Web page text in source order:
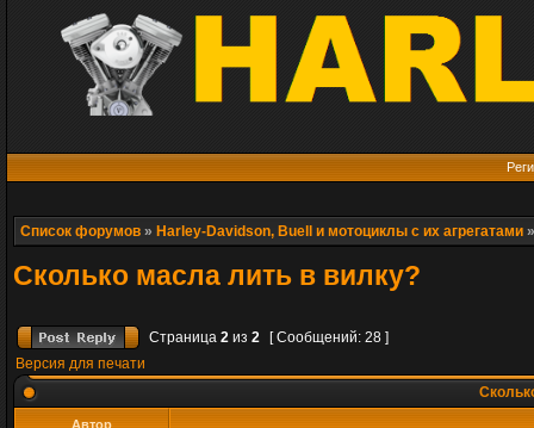
Список форумов » Harley-Davidson, Buell и мотоциклы с их агрегатами
Сколько масла лить в вилку?
Страница 2 из 2
[ Сообщений: 28 ]
Версия для печати
Автор